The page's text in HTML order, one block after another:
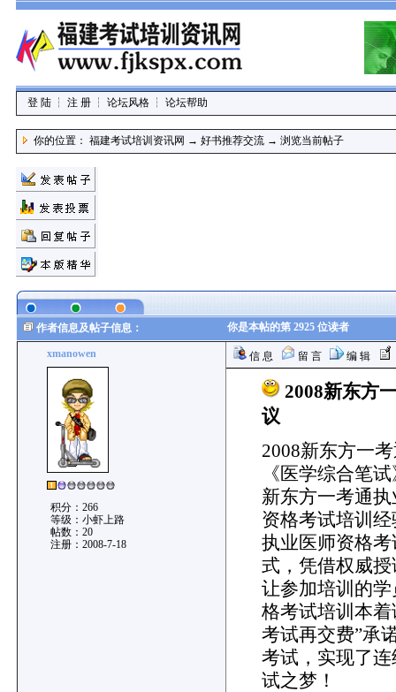
登 陆 ┆ 注 册 ┆ 论坛风格 ┆ 论坛帮助
你的位置： 福建考试培训资讯网 → 好书推荐交流 → 浏览当前帖子
作者信息及帖子信息： 你是本帖的第 2925 位读者
xmanowen
积分：266
等级：小虾上路
帖数：20
注册：2008-7-18
信 息 留 言 编 辑
2008新东方
议
2008新东方一
《医学综合笔
新东方一考通
资格考试培训
执业医师资格
式，凭借权威
让参加培训的
格考试培训本
考试再交费”承
考试，实现了
试之梦！